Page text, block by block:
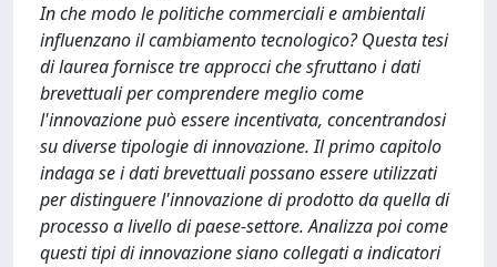
In che modo le politiche commerciali e ambientali
influenzano il cambiamento tecnologico? Questa tesi
di laurea fornisce tre approcci che sfruttano i dati
brevettuali per comprendere meglio come
l'innovazione può essere incentivata, concentrandosi
su diverse tipologie di innovazione. Il primo capitolo
indaga se i dati brevettuali possano essere utilizzati
per distinguere l'innovazione di prodotto da quella di
processo a livello di paese-settore. Analizza poi come
questi tipi di innovazione siano collegati a indicatori